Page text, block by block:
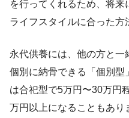
を行ってくれるため、将
ライフスタイルに合った方
永代供養には、他の方と一
個別に納骨できる「個別型
は合祀型で5万円〜30万円
万円以上になることもあ